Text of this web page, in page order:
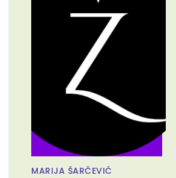
MARIJA ŠARČEVIĆ